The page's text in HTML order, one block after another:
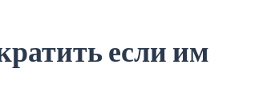
если им